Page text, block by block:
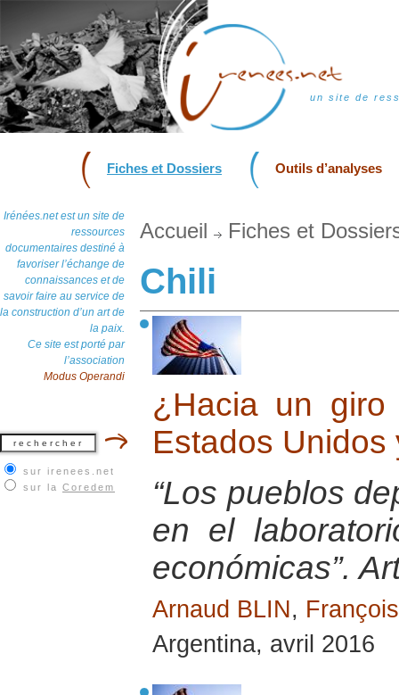
un site de
Fiches et Dossiers Outils d’analyses
Irénées.net est un site de
ressources
documentaires destiné à
favoriser l’échange de
connaissances et de
savoir faire au service de
la construction d’un art de
la paix.
Ce site est porté par
l’association
Modus Operandi
sur irenees.net
sur la Coredem
Accueil Fiches et
Chili
¿Hacia un giro
Estados Unidos
“Los pueblos
en el
económicas”.
Arnaud BLIN,
Argentina, avril 2016